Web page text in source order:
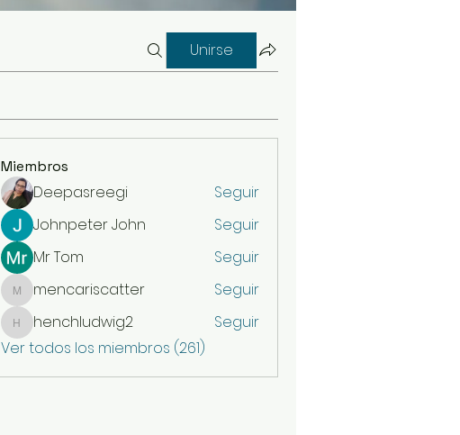
Unirse
Miembros
Deepasreegi
Seguir
Johnpeter John
Seguir
Mr Tom
Seguir
mencariscatter
mencariscatter Seguir
henchludwig2
henchludwig2
Seguir
Ver todos los miembros (261)